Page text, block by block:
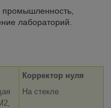
промышленность,
лабораторий.
Корректор нуля
На стекле